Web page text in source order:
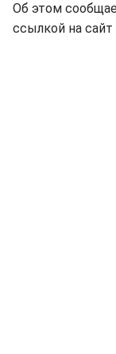
Об этом
ссылкой на сайт